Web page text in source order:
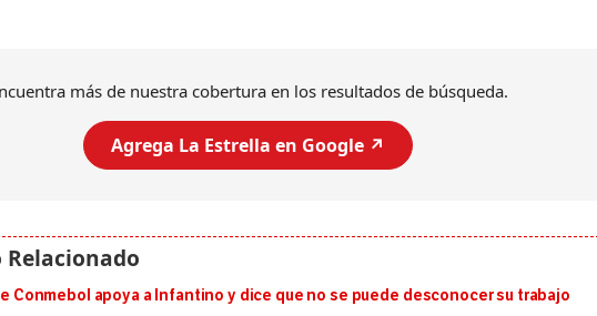
más de nuestra cobertura en los resultados de búsqueda.
Agrega La Estrella en Google ↗️
Conmebol apoya a Infantino y dice que no se puede desconocer su trabajo